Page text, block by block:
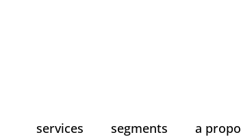
services segments a